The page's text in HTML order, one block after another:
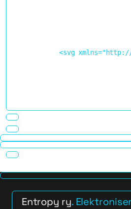
<svg
Entropy ry.